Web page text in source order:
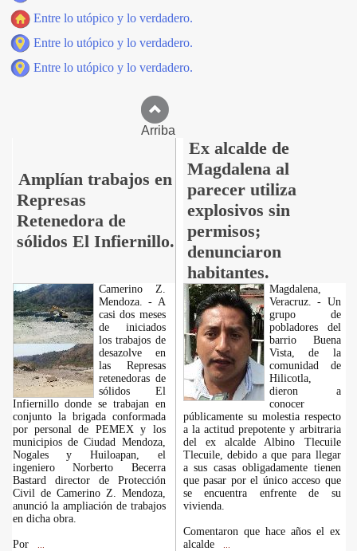
Entre lo utópico y lo verdadero.
Entre lo utópico y lo verdadero.
Entre lo utópico y lo verdadero.
Arriba
Amplían trabajos en
Represas
Retenedora de
sólidos El Infiernillo.
Ex alcalde de
Magdalena al
parecer utiliza
explosivos sin
permisos;
denunciaron
habitantes.
Camerino Z.
Mendoza. - A
casi dos meses
de iniciados
los trabajos de
desazolve en
las Represas
retenedoras de
sólidos El
Infiernillo donde se trabajan en
conjunto la brigada conformada
por personal de PEMEX y los
municipios de Ciudad Mendoza,
Nogales y Huiloapan, el
ingeniero Norberto Becerra
Bastard director de Protección
Civil de Camerino Z. Mendoza,
anunció la ampliación de trabajos
en dicha obra.
Por
Magdalena,
Veracruz. - Un
grupo de
pobladores del
barrio Buena
Vista, de la
comunidad de
Hilicotla,
dieron a
conocer
públicamente su molestia respecto
a la actitud prepotente y arbitraria
del ex alcalde Albino Tlecuile
Tlecuile, debido a que para llegar
a sus casas obligadamente tienen
que pasar por el único acceso que
se encuentra enfrente de su
vivienda.
Comentaron que hace años el ex
alcalde